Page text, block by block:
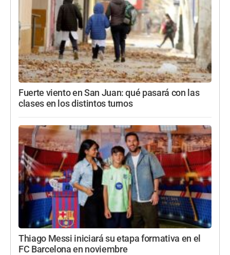
Fuerte viento en San Juan: qué pasará con las
clases en los distintos turnos
Thiago Messi iniciará su etapa formativa en el
FC Barcelona en noviembre